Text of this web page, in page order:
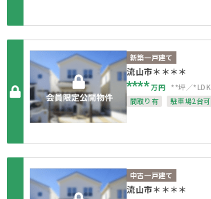
新築一戸建て
流山市＊＊＊＊
****万円 **坪
*LDK
間取り有
駐車場2台可
中古一戸建て
流山市＊＊＊＊